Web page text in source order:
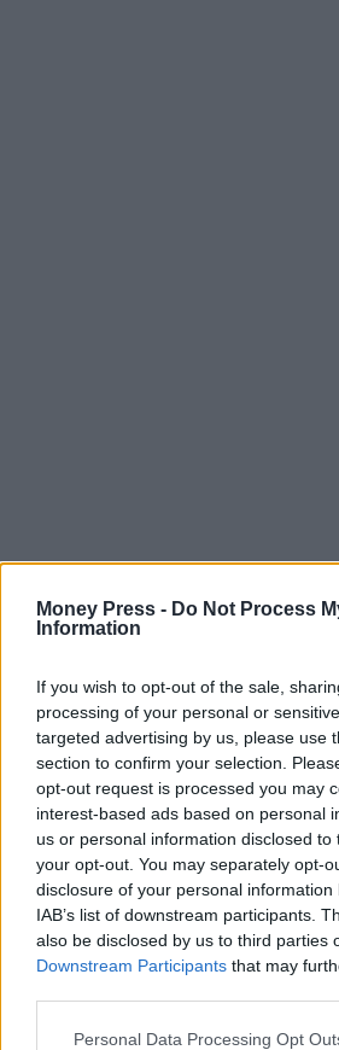
Money Press - Do Not Process
Information
If you wish to opt-out of the sale,
processing of your personal or
targeted advertising by us, please use
section to confirm your selection.
opt-out request is processed you may
interest-based ads based on personal
us or personal information disclosed
your opt-out. You may separately opt-
disclosure of your personal
IAB’s list of downstream participants.
also be disclosed by us to third parties
Downstream Participants that may
Personal Data Processing Opt